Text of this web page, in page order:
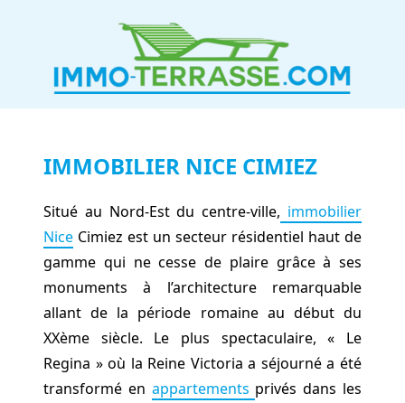
IMMOBILIER NICE CIMIEZ
Situé au Nord-Est du centre-ville, immobilier
Nice Cimiez est un secteur résidentiel haut de
gamme qui ne cesse de plaire grâce à ses
monuments à l’architecture remarquable
allant de la période romaine au début du
XXème siècle. Le plus spectaculaire, « Le
Regina » où la Reine Victoria a séjourné a été
transformé en appartements privés dans les